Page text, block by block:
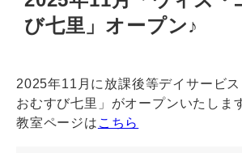
び七里」オープン♪
2025年11月に放課後等デイサービ
おむすび七里」がオープンいたしま
教室ページは こちら